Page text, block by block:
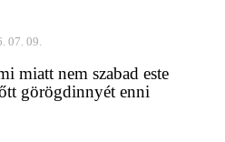
07. 09.
miatt nem szabad este
görögdinnyét enni